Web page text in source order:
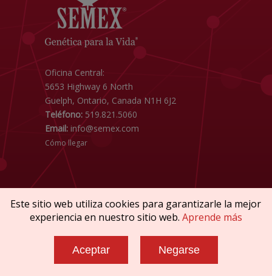
Oficina Central:
5653 Highway 6 North
Guelph, Ontario, Canada N1H 6J2
Teléfono: 519.821.5060
Email: info@semex.com
Cómo llegar
Copyright © 2026 SEMEX. Todos los derechos
Reglamentos & Conformidad
Este sitio web utiliza cookies para garantizarle la mejor
experiencia en nuestro sitio web. Aprende más
Aceptar Negarse